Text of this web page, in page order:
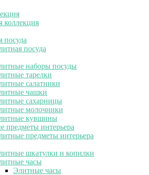
коллекция
посуда
посуда
наборы посуды
тарелки
салатники
чашки
сахарницы
молочники
кувшины
предметы интерьера
предметы интерьера
шкатулки и копилки
часы
Элитные часы